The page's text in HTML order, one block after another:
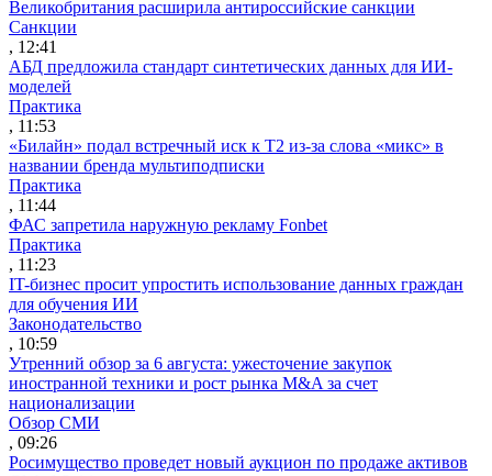
Великобритания расширила антироссийские санкции
Санкции
, 12:41
АБД предложила стандарт синтетических данных для ИИ-
моделей
Практика
, 11:53
«Билайн» подал встречный иск к Т2 из-за слова «микс» в
названии бренда мультиподписки
Практика
, 11:44
ФАС запретила наружную рекламу Fonbet
Практика
, 11:23
IT-бизнес просит упростить использование данных граждан
для обучения ИИ
Законодательство
, 10:59
Утренний обзор за 6 августа: ужесточение закупок
иностранной техники и рост рынка M&A за счет
национализации
Обзор СМИ
, 09:26
Росимущество проведет новый аукцион по продаже активов